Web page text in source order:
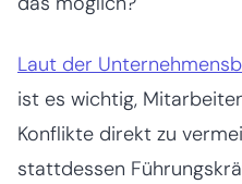
Laut der
ist es wichtig,
Konflikte direkt zu
stattdessen